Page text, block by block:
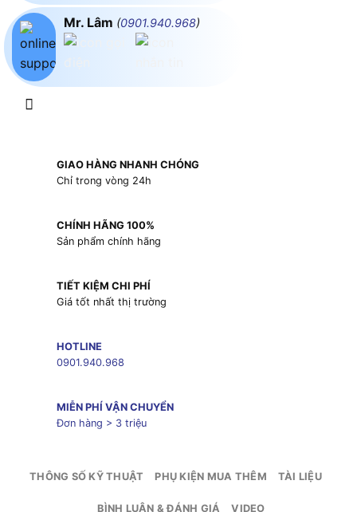
Mr. Lâm (0901.940.968)
GIAO HÀNG NHANH CHÓNG
Chỉ trong vòng 24h
CHÍNH HÃNG 100%
Sản phẩm chính hãng
TIẾT KIỆM CHI PHÍ
Giá tốt nhất thị trường
HOTLINE
0901.940.968
MIỄN PHÍ VẬN CHUYỂN
Đơn hàng > 3 triệu
THÔNG SỐ KỸ THUẬT PHỤ KIỆN MUA THÊM TÀI LIỆU
BÌNH LUẬN & ĐÁNH GIÁ VIDEO